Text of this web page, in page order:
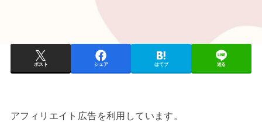
ポスト シェア はてブ 送る
アフィリエイト広告を利用しています。